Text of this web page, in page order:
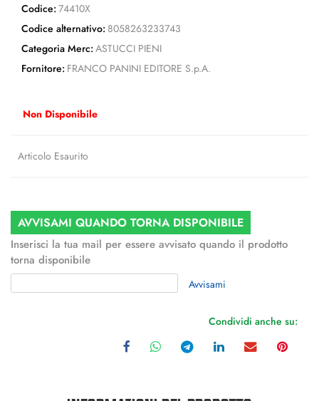
Codice: 74410X
Codice alternativo: 8058263233743
Categoria Merc: ASTUCCI PIENI
Fornitore: FRANCO PANINI EDITORE S.p.A.
Non Disponibile
Articolo Esaurito
AVVISAMI QUANDO TORNA DISPONIBILE
Inserisci la tua mail per essere avvisato quando il prodotto
torna disponibile
Avvisami
Condividi anche su: